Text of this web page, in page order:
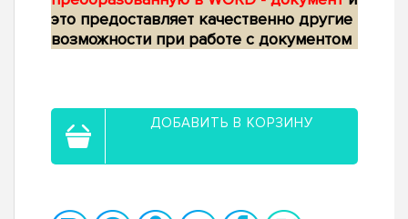
это предоставляет качественно другие
возможности при работе с документом
ДОБАВИТЬ В КОРЗИНУ